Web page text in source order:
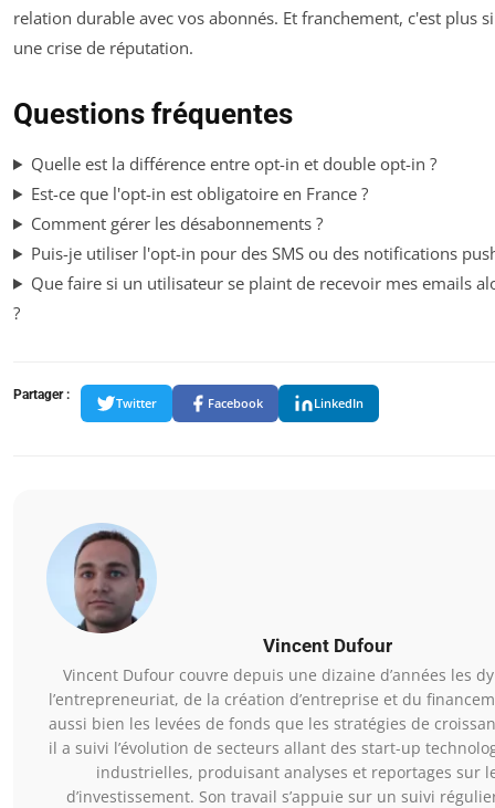
relation durable avec vos abonnés. Et franchement, c'est plus
une crise de réputation.
Questions fréquentes
Quelle est la différence entre opt-in et double opt-in ?
Est-ce que l'opt-in est obligatoire en France ?
Comment gérer les désabonnements ?
Puis-je utiliser l'opt-in pour des SMS ou des notifications
Que faire si un utilisateur se plaint de recevoir mes emails
?
Partager :
Twitter Facebook LinkedIn
Vincent Dufour
Vincent Dufour couvre depuis une dizaine d’années les
l’entrepreneuriat, de la création d’entreprise et du
aussi bien les levées de fonds que les stratégies de
il a suivi l’évolution de secteurs allant des start-up
industrielles, produisant analyses et reportages sur
d’investissement. Son travail s’appuie sur un suivi